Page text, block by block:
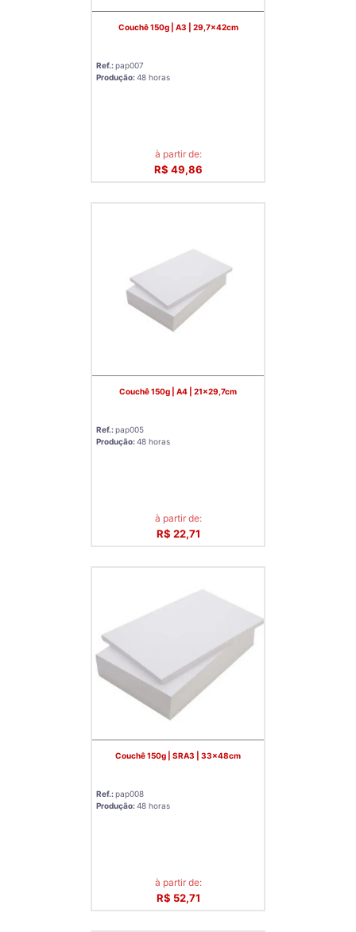
Couchê 150g | A3 | 29,7x42cm
Ref.:pap007
Produção:48 horas
à partir de:
R$ 49,86
Couchê 150g | A4 | 21x29,7cm
Ref.:pap005
Produção:48 horas
à partir de:
R$ 22,71
Couchê 150g | SRA3 | 33x48cm
Ref.:pap008
Produção:48 horas
à partir de:
R$ 52,71